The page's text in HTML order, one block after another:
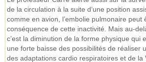
de la circulation à la suite d’une position
comme en avion, l’embolie pulmonaire peut
conséquence de cette inactivité. Mais au-
c’est la diminution de la forme physique qui
une forte baisse des possibilités de réaliser
des adaptations cardio respiratoires et de la